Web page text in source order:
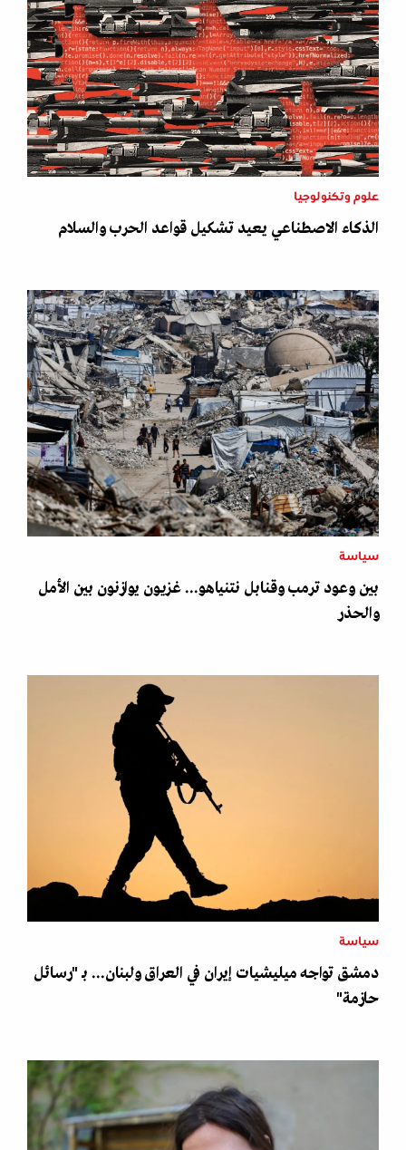
علوم وتكنولوجيا
الذكاء الاصطناعي يعيد تشكيل قواعد الحرب والسلام
سياسة
بين وعود ترمب وقنابل نتنياهو... غزيون يوازنون بين الأمل
والحذر
سياسة
دمشق تواجه ميليشيات إيران في العراق ولبنان... بـ "رسائل
حازمة"